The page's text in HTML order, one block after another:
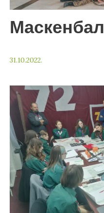
Маскенбал
31.10.2022.